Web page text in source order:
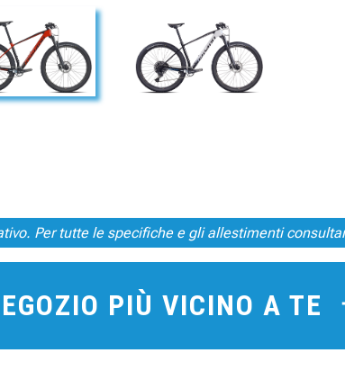
Per tutte le specifiche e gli allestimenti
PIÙ VICINO A TE